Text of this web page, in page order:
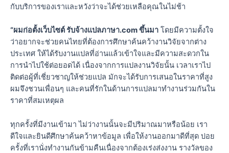
กับบริการของเราและหวังว่าจะได้ช่วยเหลือคุณในไม่ช้า
“ผมก่อตั้งเว็บไซต์ รับจ้างแปลภาษา.com ขึ้นมา โดยมีความตั้งใจ
ว่าอยากจะช่วยคนไทยที่ต้องการศึกษาค้นคว้างานวิจัยจากต่าง
ประเทศ ให้ได้รับงานแปลที่อ่านแล้วเข้าใจและมีความสะดวกใน
การนำไปใช้ต่อยอดได้ เนื่องจากการแปลงานวิจัยนั้น เวลาเราไป
ติดต่อผู้ที่เชี่ยวชาญให้ช่วยแปล มักจะได้รับการเสนอในราคาที่สูง
ผมจึงชวนเพื่อนๆ และคนที่รักในด้านการแปลมาทำงานร่วมกันใน
ราคาที่สมเหตุผล
ทุกครั้งที่มีงานเข้ามา ไม่ว่างานนั้นจะมีปริมาณมาหรือน้อย เรา
ดีใจและยินดีศึกษาค้นคว้าหาข้อมูล เพื่อให้งานออกมาดีที่สุด บ่อย
ครั้งที่เรานั่งทำงานกันข้ามคืนเนื่องจากต้องเร่งส่งงาน รางวัลของ